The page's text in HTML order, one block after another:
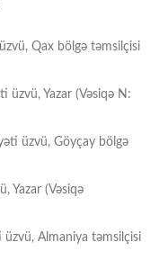
Qax bölgə təmsilçisi
üzvü, Yazar (Vəsiqə N:
üzvü, Göyçay bölgə
Yazar (Vəsiqə
üzvü, Almaniya təmsilçisi